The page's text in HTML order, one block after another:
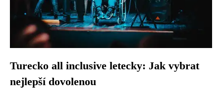
Turecko all inclusive letecky: Jak vybrat
nejlepší dovolenou